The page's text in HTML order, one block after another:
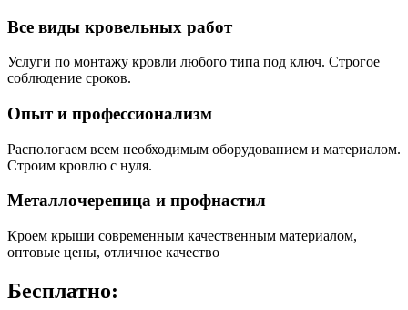
Все виды кровельных работ
Услуги по монтажу кровли любого типа под ключ. Строгое
соблюдение сроков.
Опыт и профессионализм
Распологаем всем необходимым оборудованием и материалом.
Строим кровлю с нуля.
Металлочерепица и профнастил
Кроем крыши современным качественным материалом,
оптовые цены, отличное качество
Бесплатно: